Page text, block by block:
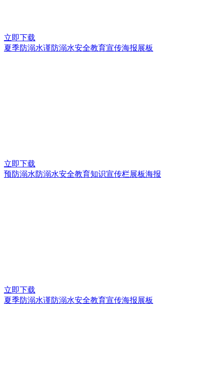
立即下载
夏季防溺水谨防溺水安全教育宣传海报展板
立即下载
预防溺水防溺水安全教育知识宣传栏展板海报
立即下载
夏季防溺水谨防溺水安全教育宣传海报展板